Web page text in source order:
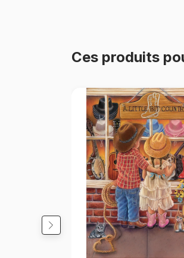
Ces produits